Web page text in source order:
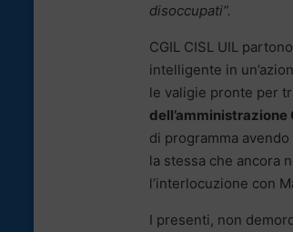
disoccupati”.
CGIL CISL UIL
intelligente in
le valigie pronte per
dell’amministrazione
di programma
la stessa che ancora
l’interlocuzione con
I presenti, non